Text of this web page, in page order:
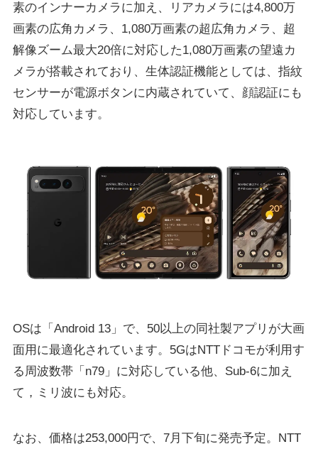
素のインナーカメラに加え、リアカメラには4,800万
画素の広角カメラ、1,080万画素の超広角カメラ、超
解像ズーム最大20倍に対応した1,080万画素の望遠カ
メラが搭載されており、生体認証機能としては、指紋
センサーが電源ボタンに内蔵されていて、顔認証にも
対応しています。
OSは「Android 13」で、50以上の同社製アプリが大画
面用に最適化されています。5GはNTTドコモが利用す
る周波数帯「n79」に対応している他、Sub-6に加え
て，ミリ波にも対応。
なお、価格は253,000円で、7月下旬に発売予定。NTT